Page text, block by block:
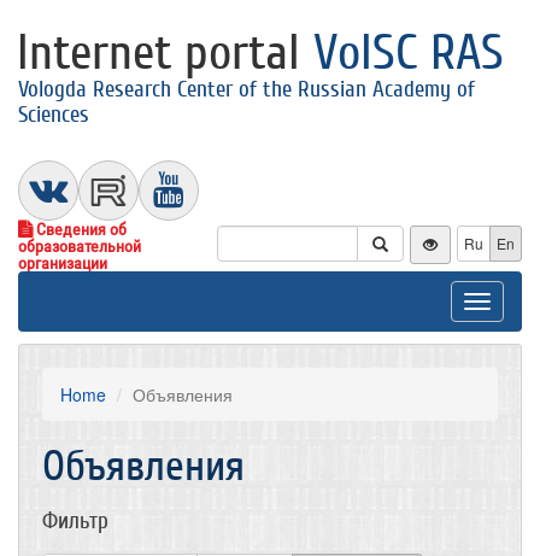
Internet portal VolSC RAS
Vologda Research Center of the Russian Academy of
Sciences
Сведения об
образовательной
организации
Ru En
Toggle
Home Объявления
Объявления
Фильтр